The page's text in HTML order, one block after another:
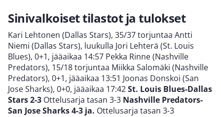
Sinivalkoiset tilastot ja tulokset
Kari Lehtonen (Dallas Stars), 35/37 torjuntaa Antti
Niemi (Dallas Stars), luukulla Jori Lehterä (St. Louis
Blues), 0+1, jääaikaa 14:57 Pekka Rinne (Nashville
Predators), 15/18 torjuntaa Miikka Salomäki (Nashville
Predators), 0+1, jääaikaa 13:51 Joonas Donskoi (San
Jose Sharks), 0+0, jääaikaa 17:42St. Louis Blues-Dallas
Stars 2-3 Ottelusarja tasan 3-3 Nashville Predators-
San Jose Sharks 4-3 ja. Ottelusarja tasan 3-3